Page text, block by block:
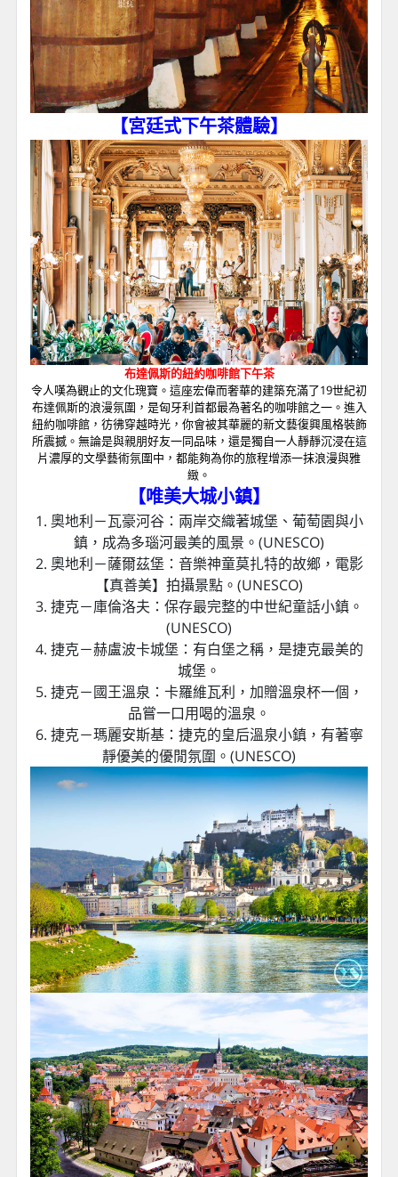
【宮廷式下午茶體驗】
布達佩斯的紐約咖啡館下午茶
令人嘆為觀止的文化瑰寶。這座宏偉而奢華的建築充滿了19世紀初
布達佩斯的浪漫氛圍，是匈牙利首都最為著名的咖啡館之一。進入
紐約咖啡館，彷彿穿越時光，你會被其華麗的新文藝復興風格裝飾
所震撼。無論是與親朋好友一同品味，還是獨自一人靜靜沉浸在這
片濃厚的文學藝術氛圍中，都能夠為你的旅程增添一抹浪漫與雅
緻。
【唯美大城小鎮】
1. 奧地利－瓦豪河谷：兩岸交織著城堡、葡萄園與小
鎮，成為多瑙河最美的風景。(UNESCO)
2. 奧地利－薩爾茲堡：音樂神童莫扎特的故鄉，電影
【真善美】拍攝景點。(UNESCO)
3. 捷克－庫倫洛夫：保存最完整的中世紀童話小鎮。
(UNESCO)
4. 捷克－赫盧波卡城堡：有白堡之稱，是捷克最美的
城堡。
5. 捷克－國王溫泉：卡羅維瓦利，加贈溫泉杯一個，
品嘗一口用喝的溫泉。
6. 捷克－瑪麗安斯基：捷克的皇后溫泉小鎮，有著寧
靜優美的優閒氛圍。(UNESCO)